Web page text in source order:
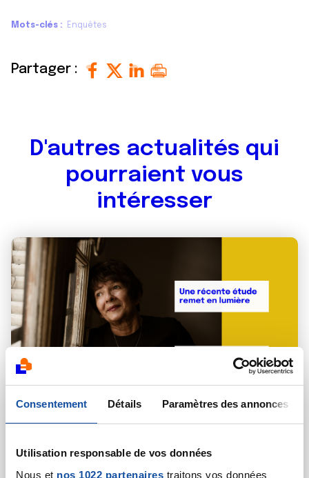
Consentement Détails Paramètres des annonces
Utilisation responsable de vos données
Nous et nos 1022 partenaires traitons vos données
Mots-clés Enquêtes
Partager :
D'autres actualités qui
pourraient vous
intéresser
MOBILISATIONS DE LA LIGUE
Face au cancer, le niveau de vie pèse encore